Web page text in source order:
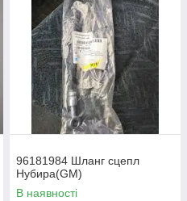
96181984 Шланг сцепл
Нубира(GM)
В наявності